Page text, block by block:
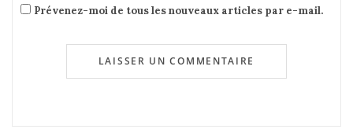
Prévenez-moi de tous les nouveaux articles par e-mail.